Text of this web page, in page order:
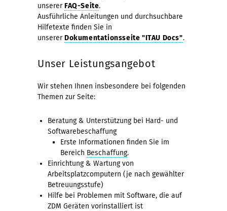
unsererFAQ-Seite.
Ausführliche Anleitungen und durchsuchbare
Hilfetexte finden Sie in
unsererDokumentationsseite "ITAU Docs".
Unser Leistungsangebot
Wir stehen Ihnen insbesondere bei folgenden
Themen zur Seite:
Beratung & Unterstützung bei Hard- und
Softwarebeschaffung
Erste Informationen finden Sie im
Bereich Beschaffung.
Einrichtung & Wartung von
Arbeitsplatzcomputern (je nach gewählter
Betreuungsstufe)
Hilfe bei Problemen mit Software, die auf
ZDM Geräten vorinstalliert ist